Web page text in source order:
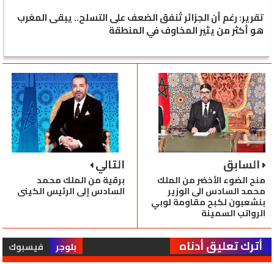
تقرير: رغم أن الجزائر تُنفق الضعف على التسلح.. يبقى المغرب
هو أكثر من يثير المخاوف في المنطقة
التالي
برقية من الملك محمد
السادس إلى الرئيس الكيني
السابق
منح الضوء الأخضر من الملك
محمد السادس الى الوزير
بنشعبون لكبح مقاومة لوبي
الرواتب السمينة
أترك تعليق أدناه بلوجر فيسبوك